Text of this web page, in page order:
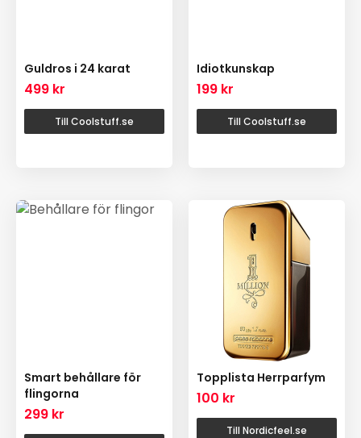
Guldros i 24 karat
499 kr
Till Coolstuff.se
Idiotkunskap
199 kr
Till Coolstuff.se
Smart behållare för
flingorna
299 kr
Topplista Herrparfym
100 kr
Till Nordicfeel.se